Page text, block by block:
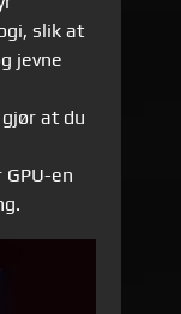
slik at
jevne
at du
en